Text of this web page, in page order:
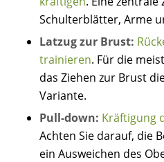
Schulterblätter, Arme
Latzug zur Brust:
trainieren. Für die
das Ziehen zur Brust
Variante.
Pull-down: Kräftigung
Achten Sie darauf, die
ein Ausweichen des